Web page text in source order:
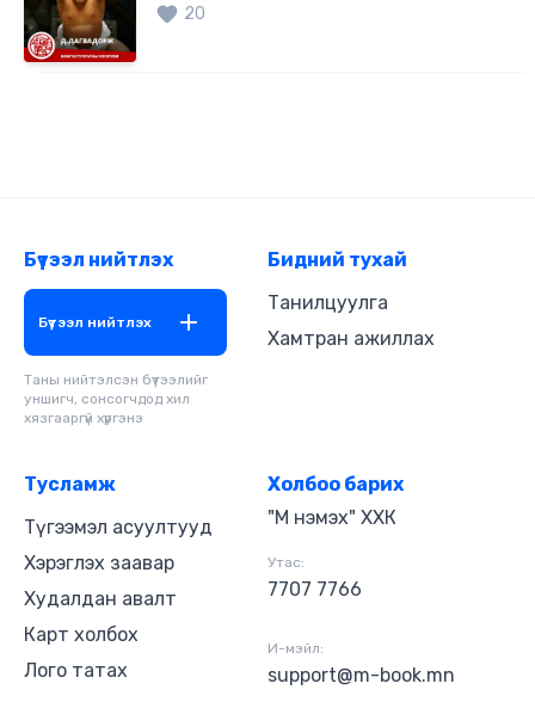
20
Бүтээл нийтлэх
Бүтээл нийтлэх
Таны нийтэлсэн бүтээлийг
уншигч, сонсогчдод хил
хязгааргүй хүргэнэ
Бидний тухай
Танилцуулга
Хамтран ажиллах
Тусламж
Түгээмэл асуултууд
Хэрэглэх заавар
Худалдан авалт
Карт холбох
Лого татах
Холбоо барих
"М нэмэх" ХХК
Утас:
7707 7766
И-мэйл:
support@m-book.mn